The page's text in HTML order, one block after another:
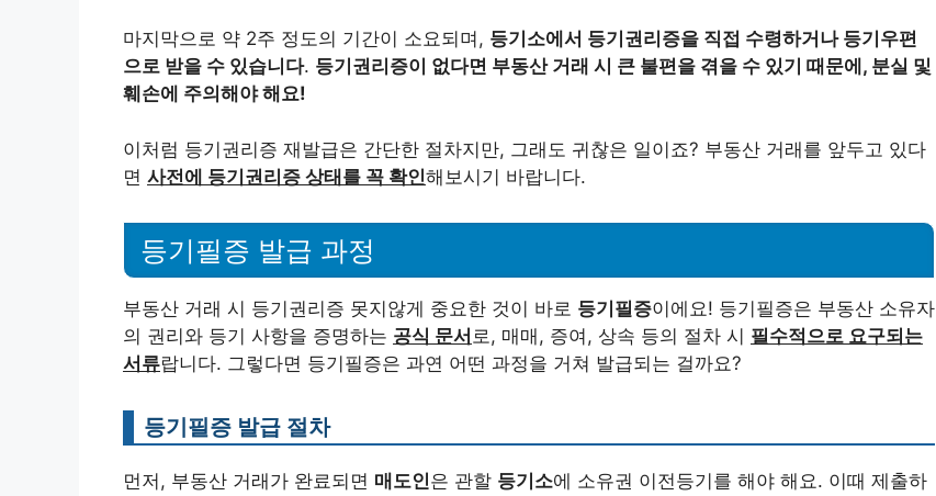
마지막으로 약 2주 정도의 기간이 소요되며, 등기소에서 등기권리증을 직접 수령하거나 등기우편
으로 받을 수 있습니다. 등기권리증이 없다면 부동산 거래 시 큰 불편을 겪을 수 있기 때문에, 분실 및
훼손에 주의해야 해요!
이처럼 등기권리증 재발급은 간단한 절차지만, 그래도 귀찮은 일이죠? 부동산 거래를 앞두고 있다
면 사전에 등기권리증 상태를 꼭 확인해보시기 바랍니다.
등기필증 발급 과정
부동산 거래 시 등기권리증 못지않게 중요한 것이 바로 등기필증이에요! 등기필증은 부동산 소유자
의 권리와 등기 사항을 증명하는 공식 문서 로, 매매, 증여, 상속 등의 절차 시 필수적으로 요구되는
서류랍니다. 그렇다면 등기필증은 과연 어떤 과정을 거쳐 발급되는 걸까요?
등기필증 발급 절차
먼저, 부동산 거래가 완료되면 매도인은 관할 등기소에 소유권 이전등기를 해야 해요. 이때 제출하